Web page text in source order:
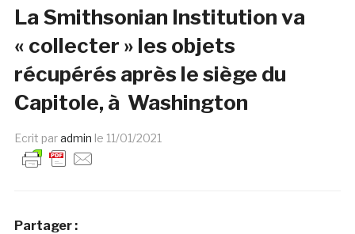
La Smithsonian Institution va
« collecter » les objets
récupérés après le siège du
Capitole, à Washington
Ecrit paradmin le 11/01/2021
Partager :